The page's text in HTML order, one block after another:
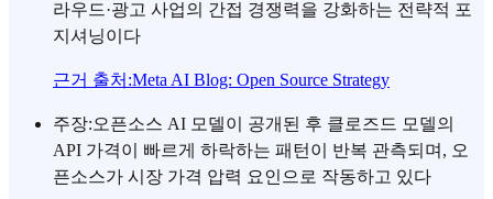
라우드·광고 사업의 간접 경쟁력을 강화하는 전략적 포
지셔닝이다
근거 출처 :Meta AI Blog: Open Source Strategy
주장:오픈소스 AI 모델이 공개된 후 클로즈드 모델의
API 가격이 빠르게 하락하는 패턴이 반복 관측되며, 오
픈소스가 시장 가격 압력 요인으로 작동하고 있다